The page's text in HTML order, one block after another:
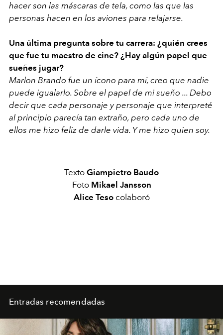
hacer son las máscaras de tela, como las que las
personas hacen en los aviones para relajarse.
Una última pregunta sobre tu carrera: ¿quién crees
que fue tu maestro de cine? ¿Hay algún papel que
sueñes jugar?
Marlon Brando fue un ícono para mí, creo que nadie
puede igualarlo. Sobre el papel de mi sueño ... Debo
decir que cada personaje y personaje que interpreté
al principio parecía tan extraño, pero cada uno de
ellos me hizo feliz de darle vida. Y me hizo quien soy.
Texto Giampietro Baudo
Foto Mikael Jansson
Alice Tesocolaboró
Entradas recomendadas